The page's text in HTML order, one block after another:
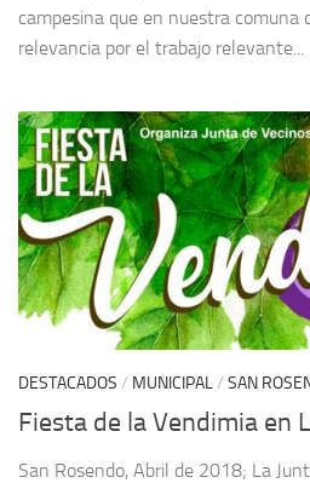
campesina que en nuestra comuna
relevancia por el trabajo relevante...
DESTACADOS / MUNICIPAL/ SAN
Fiesta de la Vendimia en
San Rosendo, Abril de 2018; La